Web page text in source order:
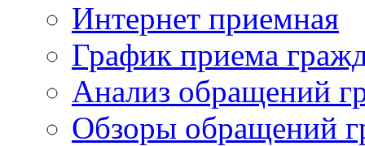
Интернет приемная
График приема
Анализ обращений
Обзоры обращений